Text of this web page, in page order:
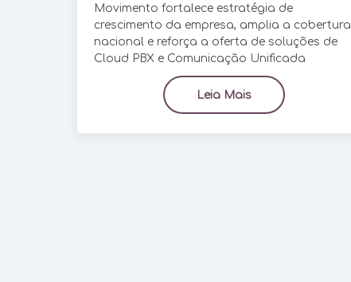
Movimento fortalece estratégia de
crescimento da empresa, amplia a cobertura
nacional e reforça a oferta de soluções de
Cloud PBX e Comunicação Unificada
Leia Mais